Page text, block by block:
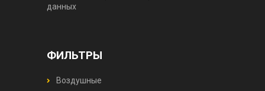
данных
ФИЛЬТРЫ
Воздушные